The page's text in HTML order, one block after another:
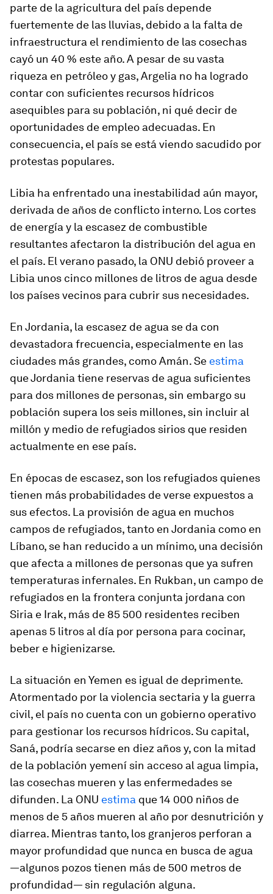
parte de la agricultura del país depende
fuertemente de las lluvias, debido a la falta de
infraestructura el rendimiento de las cosechas
cayó un 40 % este año. A pesar de su vasta
riqueza en petróleo y gas, Argelia no ha logrado
contar con suficientes recursos hídricos
asequibles para su población, ni qué decir de
oportunidades de empleo adecuadas. En
consecuencia, el país se está viendo sacudido por
protestas populares.
Libia ha enfrentado una inestabilidad aún mayor,
derivada de años de conflicto interno. Los cortes
de energía y la escasez de combustible
resultantes afectaron la distribución del agua en
el país. El verano pasado, la ONU debió proveer a
Libia unos cinco millones de litros de agua desde
los países vecinos para cubrir sus necesidades.
En Jordania, la escasez de agua se da con
devastadora frecuencia, especialmente en las
ciudades más grandes, como Amán. Se estima
que Jordania tiene reservas de agua suficientes
para dos millones de personas, sin embargo su
población supera los seis millones, sin incluir al
millón y medio de refugiados sirios que residen
actualmente en ese país.
En épocas de escasez, son los refugiados quienes
tienen más probabilidades de verse expuestos a
sus efectos. La provisión de agua en muchos
campos de refugiados, tanto en Jordania como en
Líbano, se han reducido a un mínimo, una decisión
que afecta a millones de personas que ya sufren
temperaturas infernales. En Rukban, un campo de
refugiados en la frontera conjunta jordana con
Siria e Irak, más de 85 500 residentes reciben
apenas 5 litros al día por persona para cocinar,
beber e higienizarse.
La situación en Yemen es igual de deprimente.
Atormentado por la violencia sectaria y la guerra
civil, el país no cuenta con un gobierno operativo
para gestionar los recursos hídricos. Su capital,
Saná, podría secarse en diez años y, con la mitad
de la población yemení sin acceso al agua limpia,
las cosechas mueren y las enfermedades se
difunden. La ONU estima que 14 000 niños de
menos de 5 años mueren al año por desnutrición y
diarrea. Mientras tanto, los granjeros perforan a
mayor profundidad que nunca en busca de agua
—algunos pozos tienen más de 500 metros de
profundidad— sin regulación alguna.